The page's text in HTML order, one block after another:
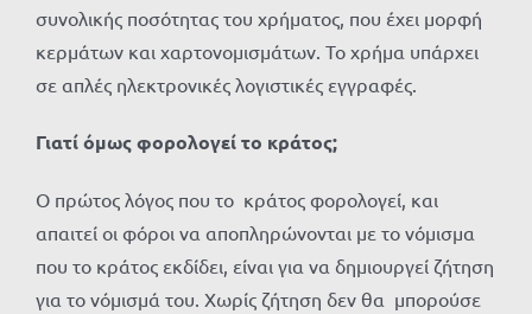
συνολικής ποσότητας του χρήματος, που έχει μορφή
κερμάτων και χαρτονομισμάτων. Το χρήμα υπάρχει
σε απλές ηλεκτρονικές λογιστικές εγγραφές.
Γιατί όμως φορολογεί το κράτος;
Ο πρώτος λόγος που το κράτος φορολογεί, και
απαιτεί οι φόροι να αποπληρώνονται με το νόμισμα
που το κράτος εκδίδει, είναι για να δημιουργεί ζήτηση
για το νόμισμά του. Χωρίς ζήτηση δεν θα μπορούσε